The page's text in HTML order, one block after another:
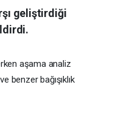
geliştirdiği
aşama analiz
benzer bağışıklık